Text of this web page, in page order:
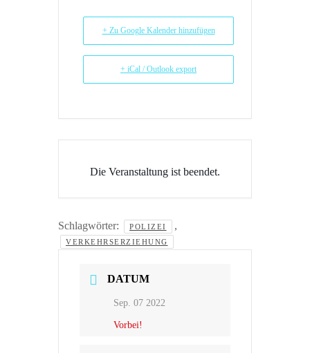
+ Zu Google Kalender hinzufügen
+ iCal / Outlook export
Die Veranstaltung ist beendet.
Schlagwörter: POLIZEI ,
VERKEHRSERZIEHUNG
DATUM
Sep. 07 2022
Vorbei!